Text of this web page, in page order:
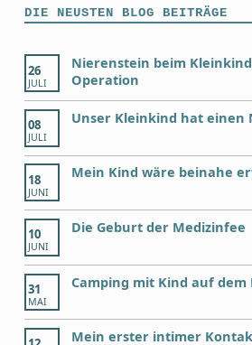
DIE NEUSTEN BLOG BEITRÄGE
26
JULI
Nierenstein beim
Operation
08
JULI
Unser Kleinkind hat einen
18
JUNI
Mein Kind wäre beinahe
10
JUNI
Die Geburt der Medizinfee
31
MAI
Camping mit Kind auf
Mein erster intimer